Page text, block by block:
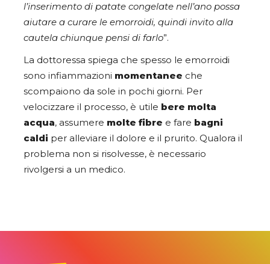
l’inserimento di patate congelate nell’ano possa
aiutare a curare le emorroidi, quindi invito alla
cautela chiunque pensi di farlo”.
La dottoressa spiega che spesso le emorroidi
sono infiammazioni momentanee che
scompaiono da sole in pochi giorni. Per
velocizzare il processo, è utile bere molta
acqua, assumere molte fibre e fare bagni
caldi per alleviare il dolore e il prurito. Qualora il
problema non si risolvesse, è necessario
rivolgersi a un medico.